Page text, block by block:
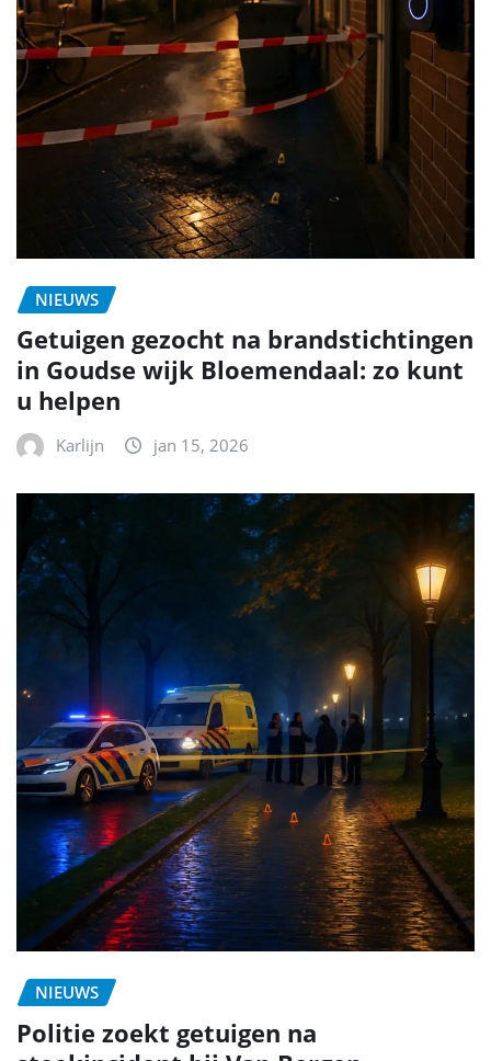
NIEUWS
Getuigen gezocht na brandstichtingen
in Goudse wijk Bloemendaal: zo kunt
u helpen
Karlijn jan 15, 2026
NIEUWS
Politie zoekt getuigen na